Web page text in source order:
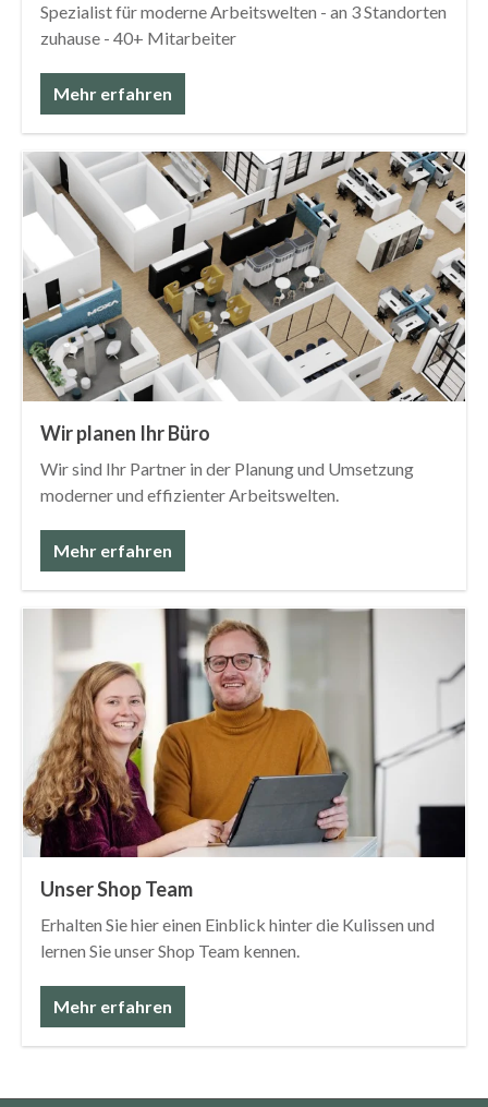
Spezialist für moderne Arbeitswelten - an 3 Standorten
zuhause - 40+ Mitarbeiter
Mehr erfahren
Wir planen Ihr Büro
Wir sind Ihr Partner in der Planung und Umsetzung
moderner und effizienter Arbeitswelten.
Mehr erfahren
Unser Shop Team
Erhalten Sie hier einen Einblick hinter die Kulissen und
lernen Sie unser Shop Team kennen.
Mehr erfahren